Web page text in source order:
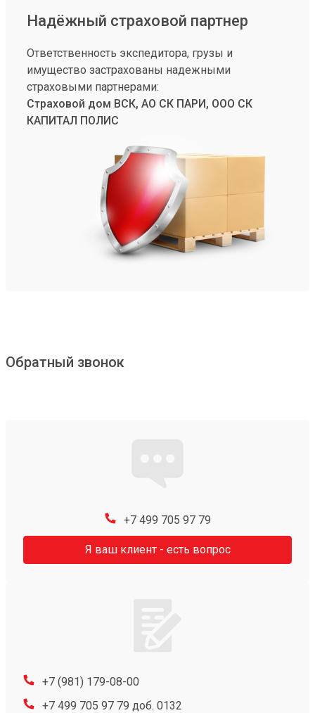
Надёжный страховой партнер
Ответственность экспедитора, грузы и
имущество застрахованы надежными
страховыми партнерами:
Страховой дом ВСК, АО СК ПАРИ, ООО СК
КАПИТАЛ ПОЛИС
Обратный звонок
+7 499 705 97 79
Я ваш клиент - есть вопрос
+7 (981) 179-08-00
+7 499 705 97 79 доб. 0132